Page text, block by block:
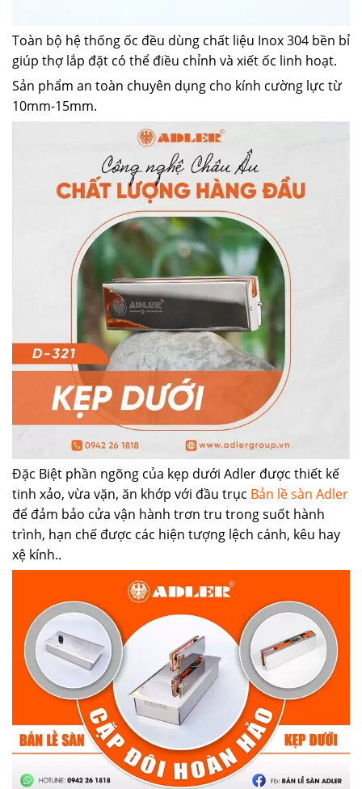
Toàn bộ hệ thống ốc đều dùng chất liệu Inox 304 bền bỉ
giúp thợ lắp đặt có thể điều chỉnh và xiết ốc linh hoạt.
Sản phẩm an toàn chuyên dụng cho kính cường lực từ
10mm-15mm.
Đặc Biệt phần ngõng của kẹp dưới Adler được thiết kế
tinh xảo, vừa vặn, ăn khớp với đầu trục Bản lề sàn Adler
để đảm bảo cửa vận hành trơn tru trong suốt hành
trình, hạn chế được các hiện tượng lệch cánh, kêu hay
xệ kính..